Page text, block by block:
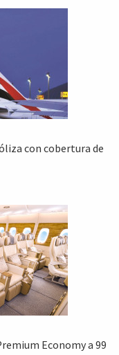
con cobertura de
Economy a 99